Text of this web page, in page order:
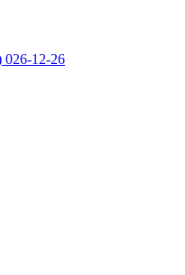
026-12-26